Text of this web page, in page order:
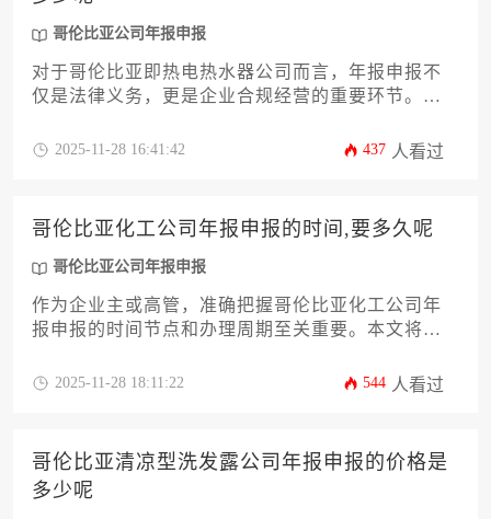
哥伦比亚公司年报申报
对于哥伦比亚即热电热水器公司而言，年报申报不
仅是法律义务，更是企业合规经营的重要环节。本
略及合规注意事项，帮助企业主和高管全面掌握哥
2025-11-28 16:41:42 437 人看过
哥伦比亚化工公司年报申报的时间,要多久呢
哥伦比亚公司年报申报
作为企业主或高管，准确把握哥伦比亚化工公司年
报申报的时间节点和办理周期至关重要。本文将从
核心维度，深度解析年报申报全流程。您将了解到
实际需求，提供一套完整实用的操作指南。
2025-11-28 18:11:22 544 人看过
哥伦比亚清凉型洗发露公司年报申报的价格是
多少呢